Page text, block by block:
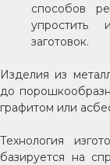
способов
упростить
заготовок.
Изделия из
до
графитом или
Технология
базируется на